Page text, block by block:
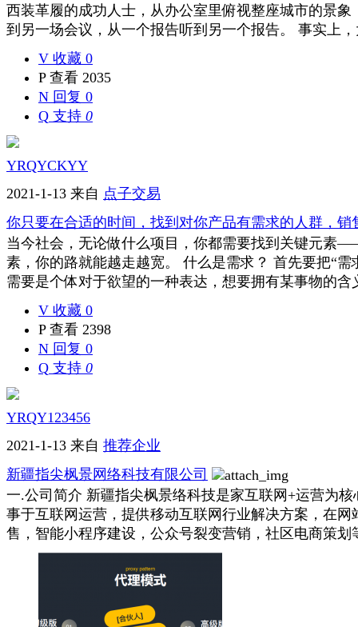
西装革履的成功人士，从办公室里俯视整座城市的景象
到另一场会议，从一个报告听到另一个报告。 事实上
V 收藏 0
P查看 2035
N 回复 0
Q 支持 0
YRQYCKYY
2021-1-13 来自 点子交易
你只要在合适的时间，找到对你产品有需求的人群，销
当今社会，无论做什么项目，你都需要找到关键元素
素，你的路就能越走越宽。 什么是需求？ 首先要把“需
需要是个体对于欲望的一种表达，想要拥有某事物的含
V 收藏 0
P查看 2398
N 回复 0
Q 支持 0
YRQY123456
2021-1-13 来自 推荐企业
新疆指尖枫景网络科技有限公司
一.公司简介 新疆指尖枫景络科技是家互联网+运营为
事于互联网运营，提供移动互联网行业解决方案，在网
售，智能小程序建设，公众号裂变营销，社区电商策划